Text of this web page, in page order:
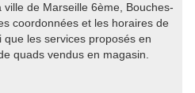
ville de Marseille 6ème, Bouches-
coordonnées et les horaires de
que les services proposés en
quads vendus en magasin.